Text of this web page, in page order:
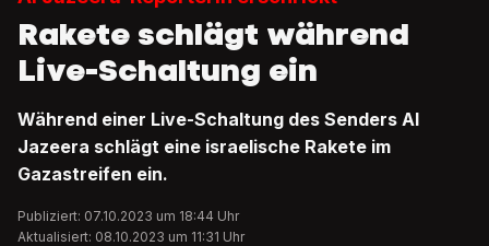
Rakete schlägt während
Live-Schaltung ein
Während einer Live-Schaltung des Senders Al
Jazeera schlägt eine israelische Rakete im
Gazastreifen ein.
Publiziert: 07.10.2023 um 18:44 Uhr
Aktualisiert: 08.10.2023 um 11:31 Uhr